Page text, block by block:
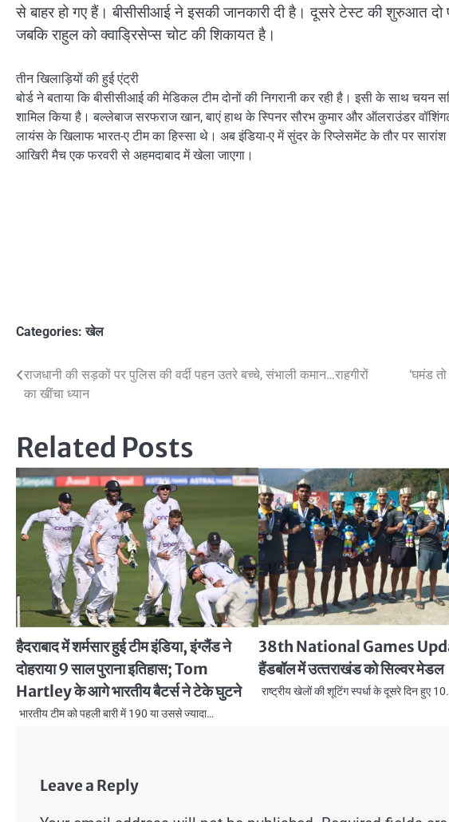
से बाहर हो गए हैं। बीसीसीआई ने इसकी जानकारी दी है। दूसरे टेस्ट की शुरुआत दो
जबकि राहुल को क्वाड्रिसेप्स चोट की शिकायत है।
तीन खिलाड़ियों की हुई एंट्री
बोर्ड ने बताया कि बीसीसीआई की मेडिकल टीम दोनों की निगरानी कर रही है। इसी के साथ चयन
शामिल किया है। बल्लेबाज सरफराज खान, बाएं हाथ के स्पिनर सौरभ कुमार और ऑलराउंडर
लायंस के खिलाफ भारत-ए टीम का हिस्सा थे। अब इंडिया-ए में सुंदर के रिप्लेसमेंट के तौर पर
आखिरी मैच एक फरवरी से अहमदाबाद में खेला जाएगा।
Categories:खेल
Post
राजधानी की सड़कों पर पुलिस की वर्दी पहन उतरे बच्चे, संभाली कमान…राहगीरों
का खींचा ध्यान
‘घमंड
Related Posts
हैदराबाद में शर्मसार हुई टीम इंडिया, इंग्लैंड ने
दोहराया 9 साल पुराना इतिहास; Tom
Hartley के आगे भारतीय बैटर्स ने टेके घुटने
भारतीय टीम को पहली बारी में 190 या उससे ज्यादा…
38th National Games
हैंडबॉल में उत्‍तराखंड को सिल्‍वर मेडल
राष्ट्रीय खेलों की शूटिंग स्पर्धा के दूसरे दिन हुए
Leave a Reply